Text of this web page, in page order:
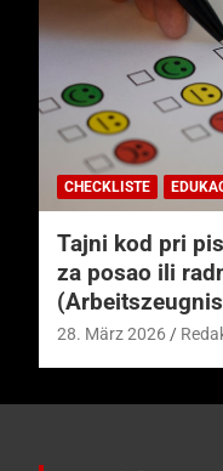
CHECKLISTE
Tajni kod pri
za posao ili
28. März 2026